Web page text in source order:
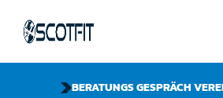
BERATUNGS GESPRÄCH